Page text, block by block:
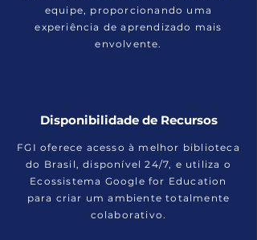
equipe, proporcionando uma
experiência de aprendizado mais
envolvente.
Disponibilidade de Recursos
FGI oferece acesso à melhor biblioteca
do Brasil, disponível 24/7, e utiliza o
Ecossistema Google for Education
para criar um ambiente totalmente
colaborativo.